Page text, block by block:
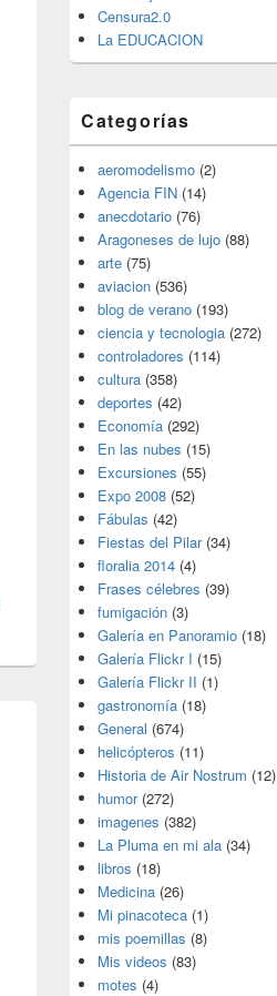
Censura2.0
La EDUCACION
Categorías
aeromodelismo (2)
Agencia FIN (14)
anecdotario (76)
Aragoneses de lujo (88)
arte (75)
aviacion (536)
blog de verano (193)
ciencia y tecnologia (272)
controladores (114)
cultura (358)
deportes (42)
Economía (292)
En las nubes (15)
Excursiones (55)
Expo 2008 (52)
Fábulas (42)
Fiestas del Pilar(34)
floralia 2014 (4)
Frases célebres (39)
fumigación (3)
Galería en Panoramio (18)
Galería Flickr I (15)
Galería Flickr II (1)
gastronomía (18)
General (674)
helicópteros (11)
Historia de Air Nostrum (12)
humor(272)
imagenes (382)
La Pluma en mi ala (34)
libros (18)
Medicina (26)
Mi pinacoteca (1)
mis poemillas (8)
Mis videos (83)
motes (4)